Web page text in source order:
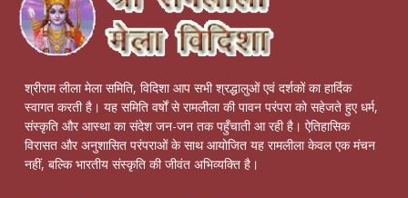
श्रीराम लीला मेला समिति, विदिशा आप सभी श्रद्धालुओं एवं दर्शकों का हार्दिक
स्वागत करती है। यह समिति वर्षों से रामलीला की पावन परंपरा को सहेजते हुए धर्म,
संस्कृति और आस्था का संदेश जन-जन तक पहुँचाती आ रही है। ऐतिहासिक
विरासत और अनुशासित परंपराओं के साथ आयोजित यह रामलीला केवल एक मंचन
नहीं, बल्कि भारतीय संस्कृति की जीवंत अभिव्यक्ति है।